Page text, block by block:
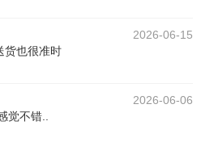
2026-06-15
货也很准时
2026-06-06
觉不错..